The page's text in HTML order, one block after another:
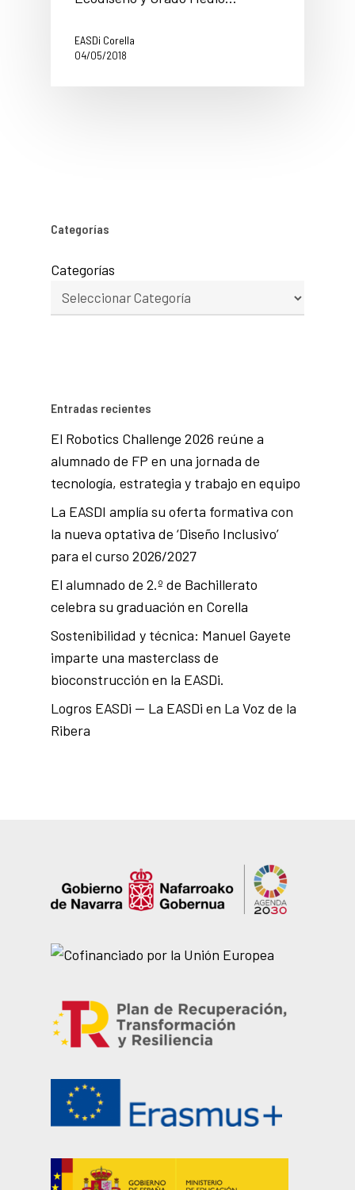
EASDi Corella
04/05/2018
Categorías
Categorías
Entradas recientes
El Robotics Challenge 2026 reúne a
alumnado de FP en una jornada de
tecnología, estrategia y trabajo en equipo
La EASDI amplía su oferta formativa con
la nueva optativa de ‘Diseño Inclusivo’
para el curso 2026/2027
El alumnado de 2.º de Bachillerato
celebra su graduación en Corella
Sostenibilidad y técnica: Manuel Gayete
imparte una masterclass de
bioconstrucción en la EASDi.
Logros EASDi — La EASDi en La Voz de la
Ribera